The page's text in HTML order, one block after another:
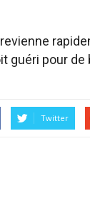
guéri pour de
Twitter